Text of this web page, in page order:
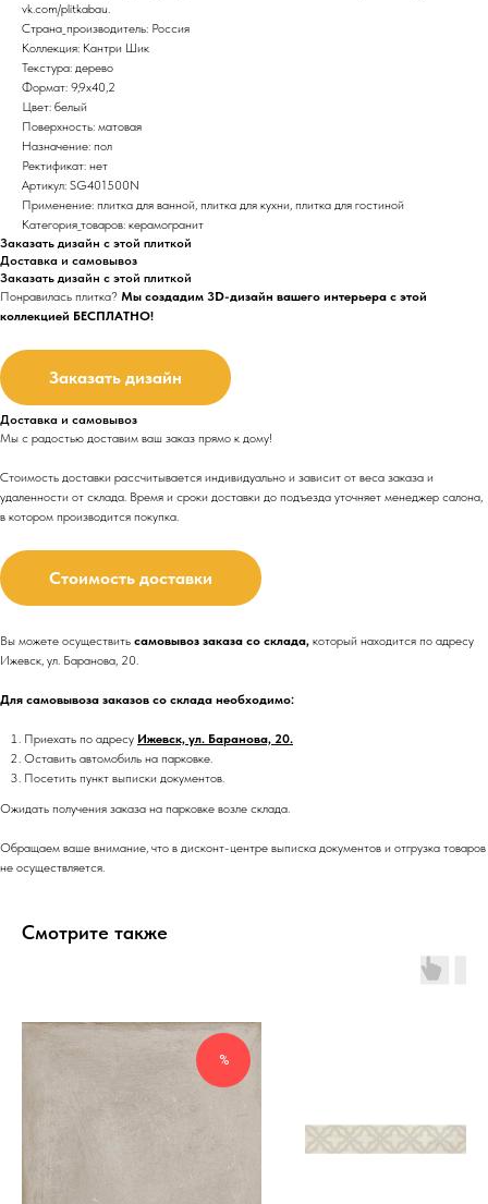
vk.com/plitkabau.
Страна_производитель: Россия
Коллекция: Кантри Шик
Текстура: дерево
Формат: 9,9x40,2
Цвет: белый
Поверхность: матовая
Назначение: пол
Ректификат: нет
Артикул: SG401500N
Применение: плитка для ванной, плитка для кухни, плитка для гостиной
Категория_товаров: керамогранит
Заказать дизайн с этой плиткой
Доставка и самовывоз
Заказать дизайн с этой плиткой
Понравилась плитка? Мы создадим 3D-дизайн вашего интерьера с этой
коллекцией БЕСПЛАТНО!
Заказать дизайн
Доставка и самовывоз
Мы с радостью доставим ваш заказ прямо к дому!
Стоимость доставки рассчитывается индивидуально и зависит от веса заказа и
удаленности от склада. Время и сроки доставки до подъезда уточняет менеджер салона,
в котором производится покупка.
Стоимость доставки
Вы можете осуществить самовывоз заказа со склада, который находится по адресу
Ижевск, ул. Баранова, 20.
Для самовывоза заказов со склада необходимо:
Приехать по адресу Ижевск, ул. Баранова, 20.
Оставить автомобиль на парковке.
Посетить пункт выписки документов.
Ожидать получения заказа на парковке возле склада.
Обращаем ваше внимание, что в дисконт-центре выписка документов и отгрузка товаров
не осуществляется.
Смотрите также
%